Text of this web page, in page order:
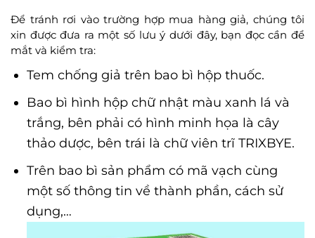
Để tránh rơi vào trường hợp mua hàng giả, chúng tôi
xin được đưa ra một số lưu ý dưới đây, bạn đọc cần để
mắt và kiểm tra:
Tem chống giả trên bao bì hộp thuốc.
Bao bì hình hộp chữ nhật màu xanh lá và
trắng, bên phải có hình minh họa là cây
thảo dược, bên trái là chữ viên trĩ TRIXBYE.
Trên bao bì sản phẩm có mã vạch cùng
một số thông tin về thành phần, cách sử
dụng,…